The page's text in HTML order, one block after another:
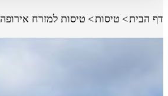
דף הבית טיסות טיסות למזרח אירופה